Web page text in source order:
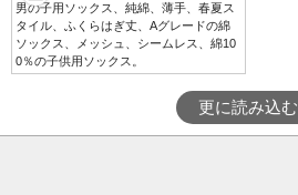
男の子用ソックス、純綿、薄手、春夏ス
タイル、ふくらはぎ丈、Aグレードの綿
ソックス、メッシュ、シームレス、綿10
0％の子供用ソックス。
更に読み込む